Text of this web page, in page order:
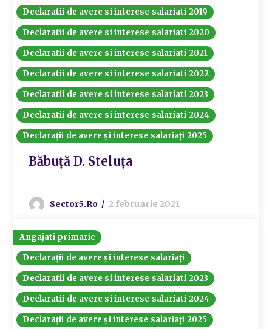
Declaratii de avere si interese salariati 2019
Declaratii de avere si interese salariati 2020
Declaratii de avere si interese salariati 2021
Declaratii de avere si interese salariati 2022
Declaratii de avere si interese salariati 2023
Declaratii de avere si interese salariati 2024
Declarații de avere și interese salariați 2025
Băbuță D. Steluța
Sector5.ro 2 februarie 2021
Angajati primarie
Declarații de avere și interese salariați
Declaratii de avere si interese salariati 2023
Declaratii de avere si interese salariati 2024
Declarații de avere și interese salariați 2025